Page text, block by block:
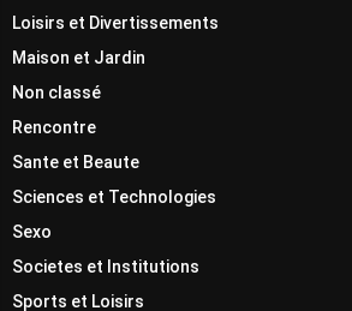
Loisirs et Divertissements
Maison et Jardin
Non classé
Rencontre
Sante et Beaute
Sciences et Technologies
Sexo
Societes et Institutions
Sports et Loisirs